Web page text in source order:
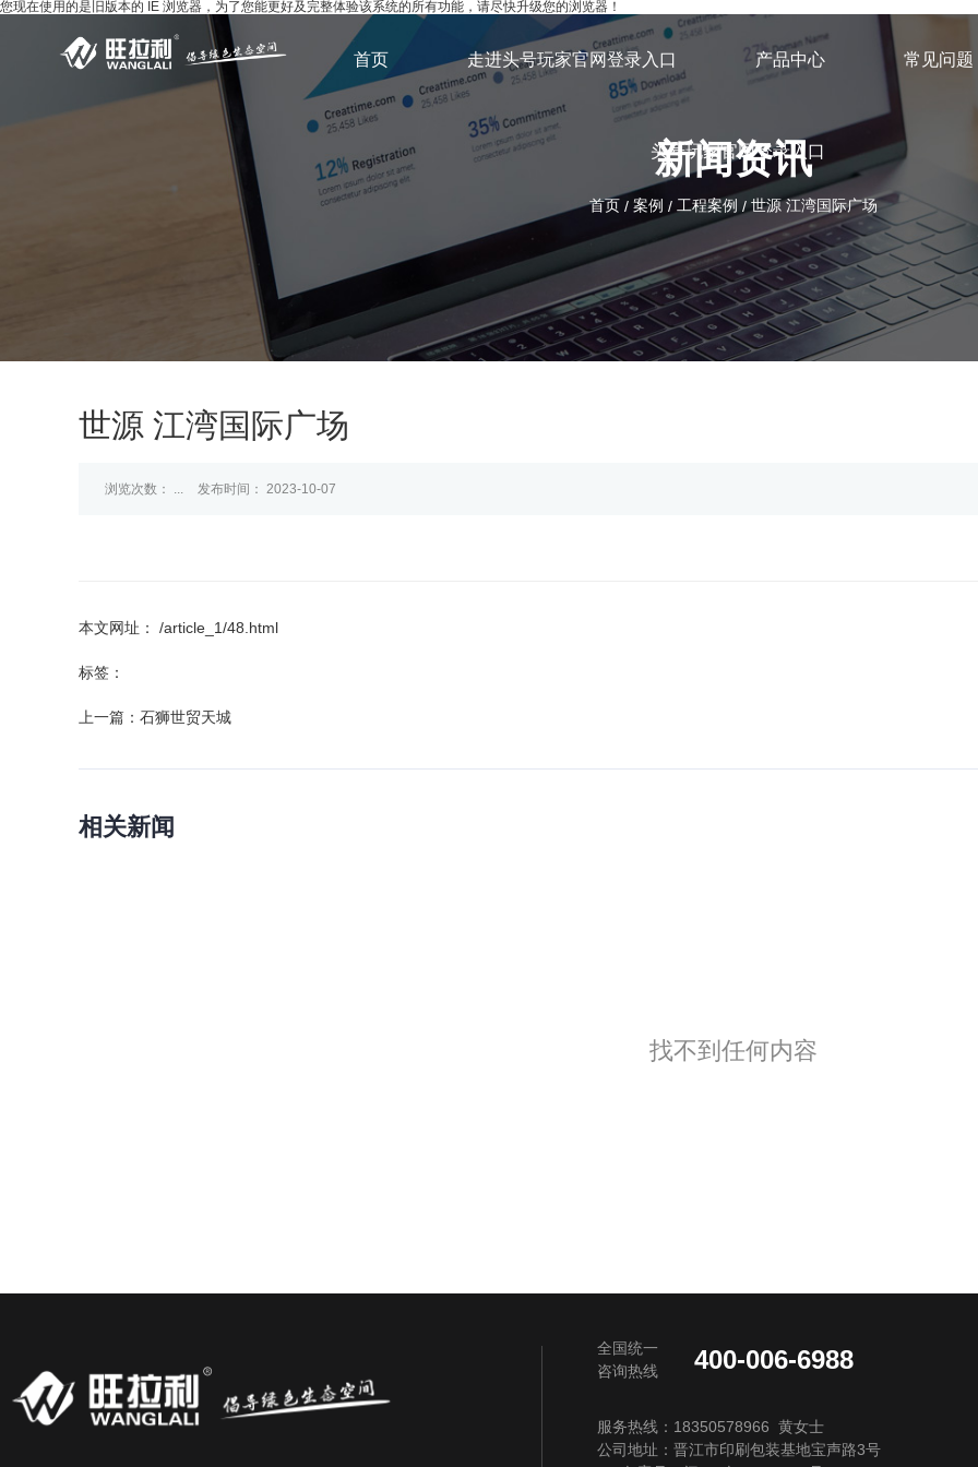
您现在使用的是旧版本的 IE 浏览器，为了您能更好及完整体验该系统的所有功能，请尽快升级您的浏览器！
首页 走进头号玩家官网登录入口 产品中心 常见问题
头号玩家官网登录入口
新闻资讯
首页 / 案例 / 工程案例 /世源 江湾国际广场
世源 江湾国际广场
浏览次数： ... 发布时间： 2023-10-07
本文网址： /article_1/48.html
标签：
上一篇： 石狮世贸天城
相关新闻
找不到任何内容
全国统一
咨询热线
400-006-6988
服务热线：18350578966 黄女士
公司地址：晋江市印刷包装基地宝声路3号